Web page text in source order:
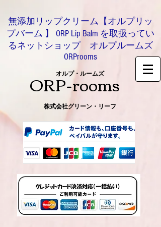
無添加リップクリーム【オルプリッ
プバーム 】 ORP Lip Balm を取扱ってい
るネットショップ オルプルームズ
ORProoms
ORP-rooms
オルプ・ルームズ
株式会社グリーン・リーフ
0466-54-8612